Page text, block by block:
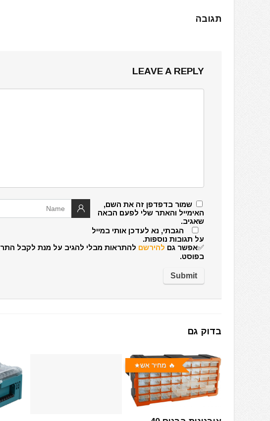
תגובה
LEAVE A REPLY
שמור בדפדפן זה את השם,
האימייל והאתר שלי לפעם הבאה
שאגיב.
הגבתי, נא לעדכן אותי במייל
על תגובות נוספות.
✅אפשר גם להירשם להתראות מבלי להגיב על מנת לקבל
בפוסט.
בדוק גם
🔥 מחיר אש